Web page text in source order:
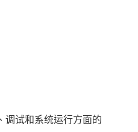
调试和系统运行方面的